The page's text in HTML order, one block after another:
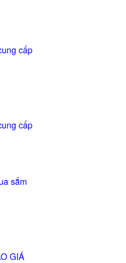
cấp
cấp
sắm
GIÁ